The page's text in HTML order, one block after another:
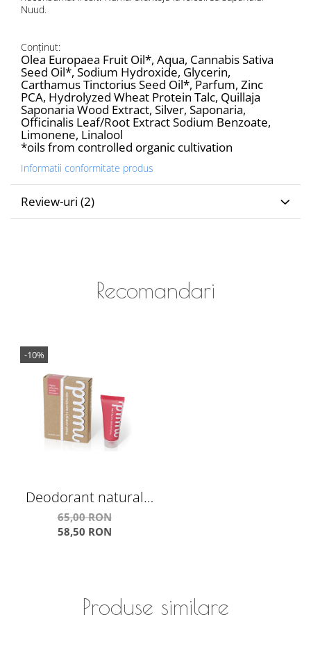
Nuud.
Conținut:
Olea Europaea Fruit Oil*, Aqua, Cannabis Sativa
Seed Oil*, Sodium Hydroxide, Glycerin,
Carthamus Tinctorius Seed Oil*, Parfum, Zinc
PCA, Hydrolyzed Wheat Protein Talc, Quillaja
Saponaria Wood Extract, Silver, Saponaria,
Officinalis Leaf/Root Extract Sodium Benzoate,
Limonene, Linalool
*oils from controlled organic cultivation
Informatii conformitate produs
Review-uri (2)
Recomandari
-10%
Deodorant natural
crema 15 ml roz
Nuud
65,00 RON
58,50 RON
Produse similare